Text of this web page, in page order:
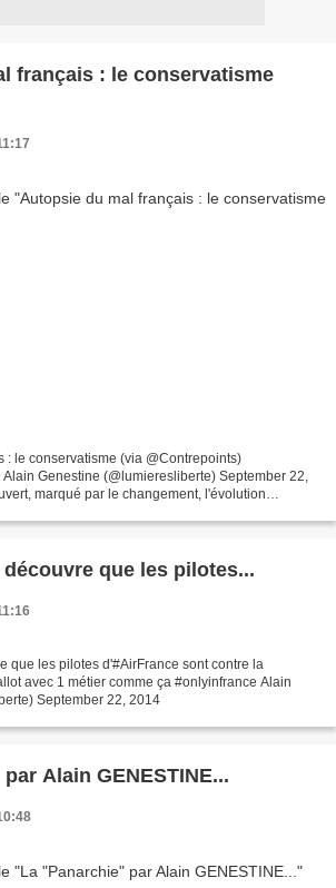
français : le conservatisme
: le conservatisme (via @Contrepoints)
Alain Genestine (@lumieresliberte) September 22,
marqué par le changement, l'évolution
découvre que les pilotes...
que les pilotes d'#AirFrance sont contre la
avec 1 métier comme ça #onlyinfrance Alain
September 22, 2014
Alain GENESTINE...